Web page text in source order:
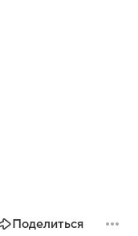
Поделиться